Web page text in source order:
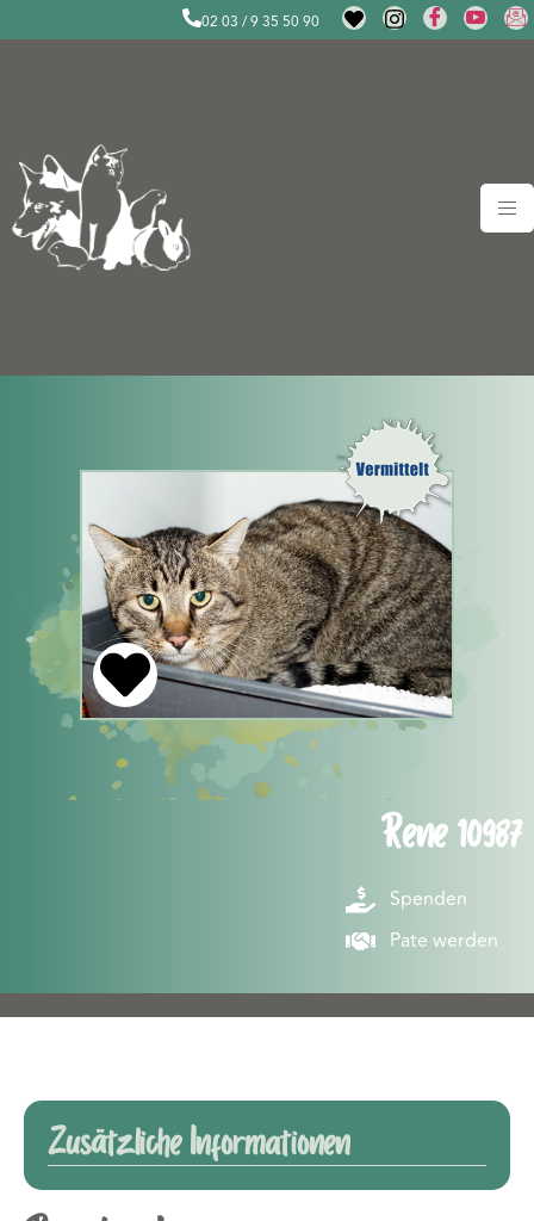
02 03 / 9 35 50 90
Rene 10987
Spenden
Pate werden
Zusätzliche Informationen